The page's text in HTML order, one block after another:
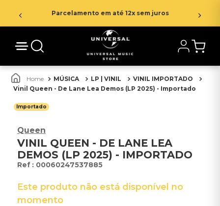
Parcelamento em até 12x sem juros
MÚSICA LP | VINIL
VINIL IMPORTADO
Vinil Queen - De Lane Lea Demos (LP 2025) - Importado
Importado
Queen
VINIL QUEEN - DE LANE LEA
DEMOS (LP 2025) - IMPORTADO
: 00060247537885
Este produto não está disponível no
momento